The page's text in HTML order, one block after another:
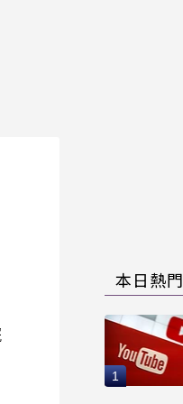
本日熱門